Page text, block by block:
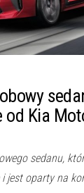
od Kia
sedanu,
jest oparty na